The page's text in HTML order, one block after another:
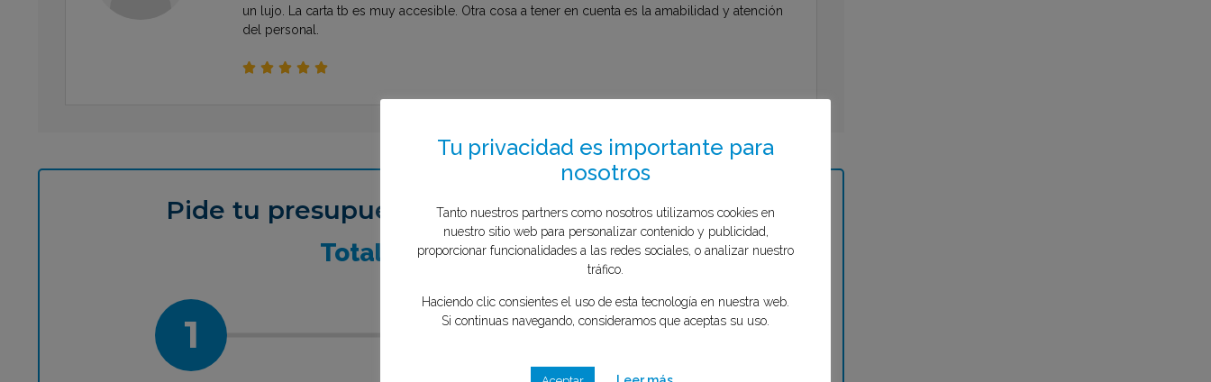
un lujo. La carta tb es muy accesible. Otra cosa a tener en cuenta es la amabilidad y atención
del personal.
    
Pide tu presupuesto el menos de 1 minuto
Totalmente GRATIS
1 2 3
nosotros
Tanto nuestros partners como nosotros utilizamos cookies en
proporcionar funcionalidades a las redes sociales, o analizar nuestro
tráfico.
Si continuas navegando, consideramos que aceptas su uso.
¿Qué tipo de caso quieres investigar?*